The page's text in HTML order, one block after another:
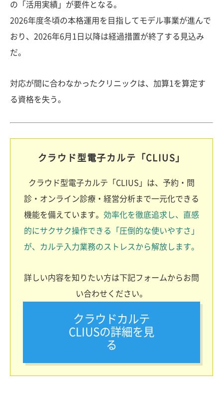
の「活用実績」が要件となる。
2026年度冬頃の本格運用を目指してモデル事業が進んで
おり、2026年6月1日以降は経過措置が終了する見込み
だ。
対応が間に合わなかったクリニックは、加算1を算定す
る資格を失う。
クラウド型電子カルテ「CLIUS」
クラウド型電子カルテ「CLIUS」は、予約・問
診・オンライン診療・経営分析まで一元化できる
機能を備えています。 効率化を徹底追求し、直感
的にサクサク操作できる「圧倒的な使いやすさ」
が、カルテ入力業務のストレスから解放します。
詳しい内容を知りたい方は下記フォームからお問
い合わせください。
クラウドカルテ
CLIUSの詳細を見
る